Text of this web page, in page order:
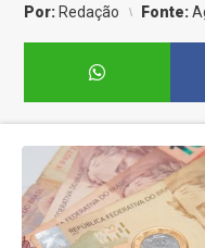
Por: Redação Fonte: